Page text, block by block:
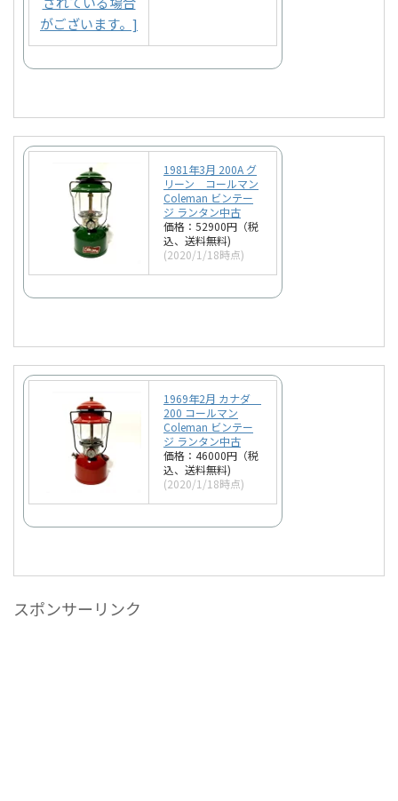
1981年3月 200A グ
リーン コールマン
Coleman ビンテー
ジ ランタン中古
価格：52900円（税
込、送料無料)
(2020/1/18時点)
1969年2月 カナダ
200 コールマン
Coleman ビンテー
ジ ランタン中古
価格：46000円（税
込、送料無料)
(2020/1/18時点)
スポンサーリンク